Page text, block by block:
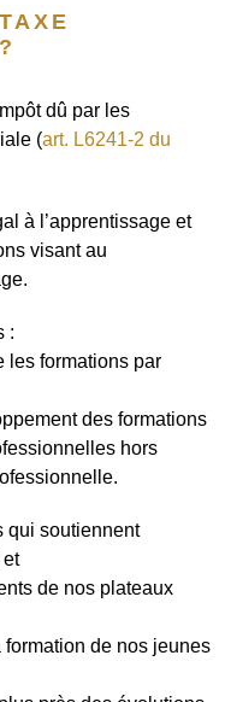
dû par les
(art. L6241-2 du
à l’apprentissage et
visant au
:
les formations par
des formations
hors
soutiennent
et
de nos plateaux
de nos jeunes